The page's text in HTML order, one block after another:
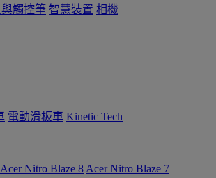
觸控筆 智慧裝置 相機
電動滑板車 Kinetic Tech
Acer Nitro Blaze 8 Acer Nitro Blaze 7